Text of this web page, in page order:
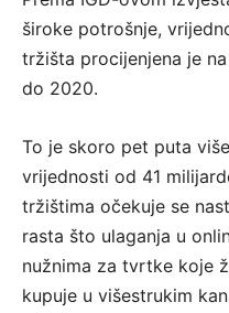
široke potrošnje,
tržišta procijenjena je
do 2020.
To je skoro pet puta
vrijednosti od 41
tržištima očekuje se
rasta što ulaganja u
nužnima za tvrtke koje
kupuje u višestrukim